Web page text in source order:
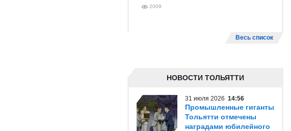
2009
Весь список
НОВОСТИ ТОЛЬЯТТИ
31 июля 2026 14:56
Промышленные гиганты
Тольятти отмечены
наградами юбилейного